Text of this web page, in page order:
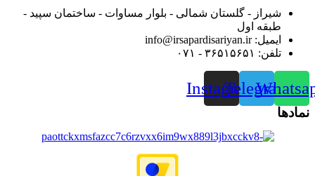
شیراز - گلستان شمالی - بلوار مساوات - ساختمان سپید -
طبقه اول
ایمیل: info@irsapardisariyan.ir
تلفن: ۳۶۵۱۵۶۵۱ - ۰۷۱
Telegram
Instagram
نمادها